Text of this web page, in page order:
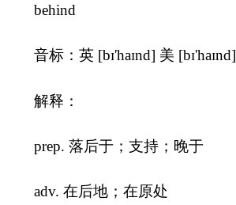
behind
音标：英 [bɪ'haɪnd] 美 [bɪ'haɪnd]
解释：
prep. 落后于；支持；晚于
adv. 在后地；在原处